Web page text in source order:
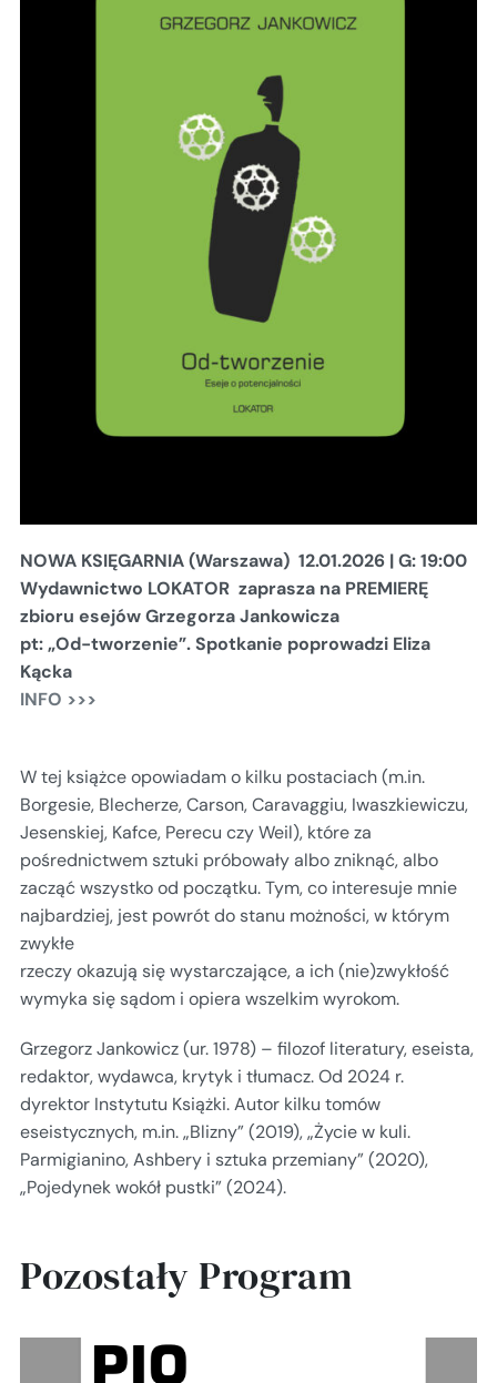
NOWA KSIĘGARNIA (Warszawa) 12.01.2026 | G: 19:00
Wydawnictwo LOKATOR zaprasza na PREMIERĘ
zbioru esejów Grzegorza Jankowicza
pt: „Od-tworzenie”.Spotkanie poprowadzi Eliza
Kącka
INFO >>>
W tej książce opowiadam o kilku postaciach (m.in.
Borgesie, Blecherze, Carson, Caravaggiu, Iwaszkiewiczu,
Jesenskiej, Kafce, Perecu czy Weil), które za
pośrednictwem sztuki próbowały albo zniknąć, albo
zacząć wszystko od początku. Tym, co interesuje mnie
najbardziej, jest powrót do stanu możności, w którym
zwykłe
rzeczy okazują się wystarczające, a ich (nie)zwykłość
wymyka się sądom i opiera wszelkim wyrokom.
Grzegorz Jankowicz (ur. 1978) – filozof literatury, eseista,
redaktor, wydawca, krytyk i tłumacz. Od 2024 r.
dyrektor Instytutu Książki. Autor kilku tomów
eseistycznych, m.in. „Blizny” (2019), „Życie w kuli.
Parmigianino, Ashbery i sztuka przemiany” (2020),
„Pojedynek wokół pustki” (2024).
Pozostały Program